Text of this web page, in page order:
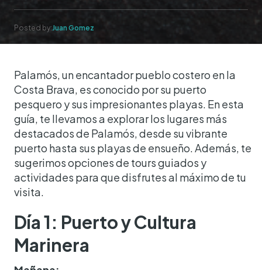
Posted by:Juan Gomez
Palamós, un encantador pueblo costero en la
Costa Brava, es conocido por su puerto
pesquero y sus impresionantes playas. En esta
guía, te llevamos a explorar los lugares más
destacados de Palamós, desde su vibrante
puerto hasta sus playas de ensueño. Además, te
sugerimos opciones de tours guiados y
actividades para que disfrutes al máximo de tu
visita.
Día 1: Puerto y Cultura
Marinera